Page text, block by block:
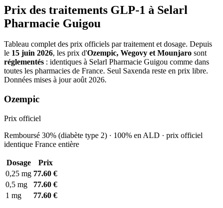
Prix des traitements GLP-1 à Selarl
Pharmacie Guigou
Tableau complet des prix officiels par traitement et dosage. Depuis
le 15 juin 2026, les prix d'Ozempic, Wegovy et Mounjaro sont
réglementés : identiques à Selarl Pharmacie Guigou comme dans
toutes les pharmacies de France. Seul Saxenda reste en prix libre.
Données mises à jour août 2026.
Ozempic
Prix officiel
Remboursé 30% (diabète type 2) · 100% en ALD · prix officiel
identique France entière
Dosage
Prix
0,25 mg 77.60 €
0,5 mg
77.60 €
1 mg
77.60 €